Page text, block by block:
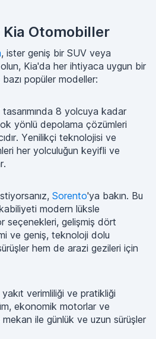
Otomobiller
, ister geniş bir SUV veya
Kia'da her ihtiyaca uygun bir
popüler modeller:
8 yolcuya kadar
yönlü depolama çözümleri
Yenilikçi teknolojisi ve
her yolculuğun keyifli ve
Sorento'ya bakın. Bu
modern lüksle
seçenekleri, gelişmiş dört
ve geniş, teknoloji dolu
hem de arazi gezileri için
verimliliği ve pratikliği
ekonomik motorlar ve
mekan ile günlük ve uzun sürüşler